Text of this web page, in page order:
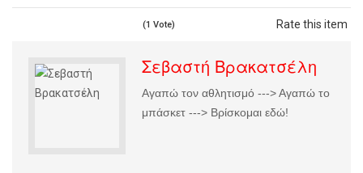
Rate this item
(1 Vote)
Σεβαστή Βρακατσέλη
Αγαπώ τον αθλητισμό ---> Αγαπώ το
μπάσκετ ---> Βρίσκομαι εδώ!